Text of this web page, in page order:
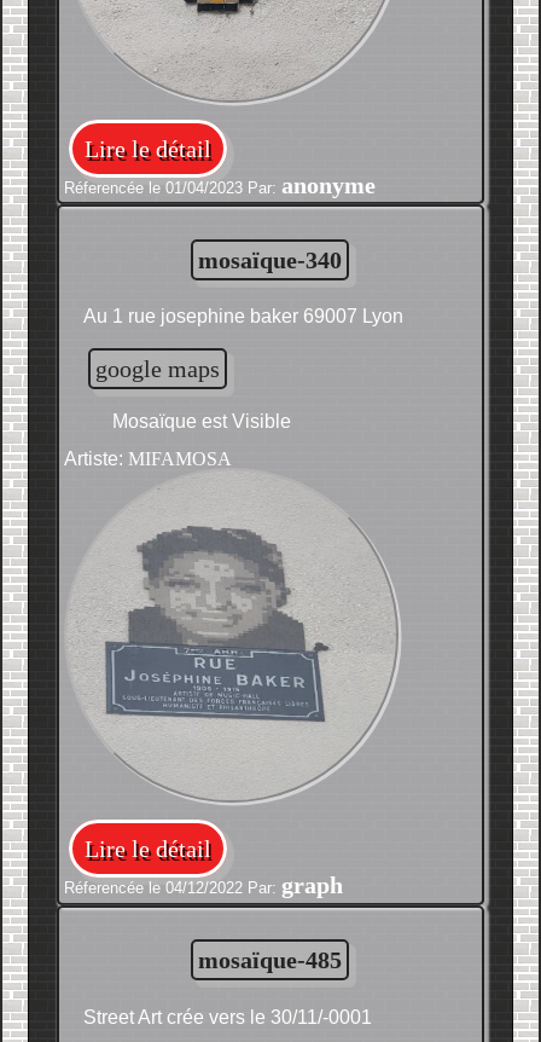
Lire le détail
Réferencée le 01/04/2023 Par:anonyme
mosaïque-340
Au 1 rue josephine baker 69007 Lyon
google maps
Mosaïque est Visible
Artiste:MIFAMOSA
Lire le détail
Réferencée le 04/12/2022 Par: graph
mosaïque-485
Street Art crée vers le 30/11/-0001